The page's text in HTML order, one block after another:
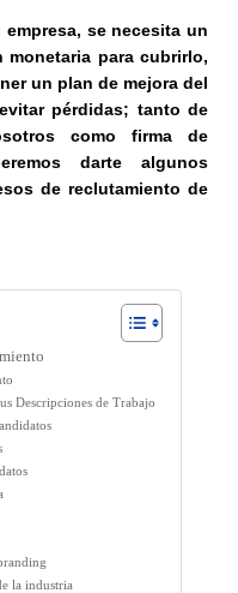
se necesita un
para cubrirlo,
un plan de mejora del
pérdidas; tanto de
como firma de
darte algunos
de reclutamiento de
Descripciones de Trabajo
la industria